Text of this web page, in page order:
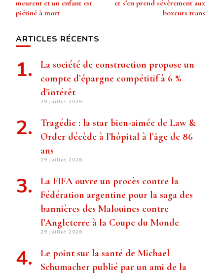
meurent et un enfant est
piétiné à mort
et s’en prend sévèrement aux
boxeurs trans
ARTICLES RÉCENTS
La société de construction propose un
compte d’épargne compétitif à 6 %
d’intérêt
29 juillet 2026
Tragédie : la star bien-aimée de Law &
Order décède à l’hôpital à l’âge de 86
ans
29 juillet 2026
La FIFA ouvre un procès contre la
Fédération argentine pour la saga des
bannières des Malouines contre
l’Angleterre à la Coupe du Monde
29 juillet 2026
Le point sur la santé de Michael
Schumacher publié par un ami de la